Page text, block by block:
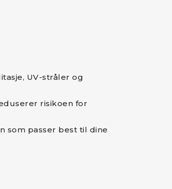
UV-stråler og
risikoen for
som passer best til dine